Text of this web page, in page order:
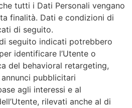
tutti i Dati Personali vengano
finalità. Dati e condizioni di
di seguito.
seguito indicati potrebbero
identificare l’Utente o
del behavioral retargeting,
pubblicitari
agli interessi e al
rilevati anche al di